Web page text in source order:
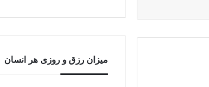
میزان رزق و روزی هر انسان